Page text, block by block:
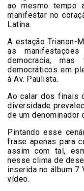
ao mesmo tempo
manifestar no
Latina.
A estação Trianon-
as
democracia,
democráticos em
à Av. Paulista.
Ao calar dos finais
diversidade
de um denominador
Pintando esse
frase apenas para
assim com tal,
nesse clima de
inserida no álbum 7
vídeo.